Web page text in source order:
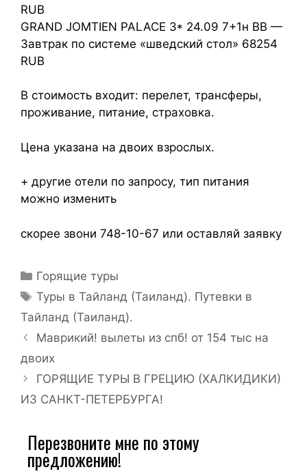
RUB
GRAND JOMTIEN PALACE 3* 24.09 7+1н BB —
Завтрак по системе «шведский стол» 68254
RUB
В стоимость входит: перелет, трансферы,
проживание, питание, страховка.
Цена указана на двоих взрослых.
+ другие отели по запросу, тип питания
можно изменить
скорее звони 748-10-67 или оставляй заявку
Горящие туры
Туры в Тайланд (Таиланд). Путевки в
Тайланд (Таиланд).
Маврикий! вылеты из спб! от 154 тыс на
двоих
ГОРЯЩИЕ ТУРЫ В ГРЕЦИЮ (ХАЛКИДИКИ)
ИЗ САНКТ-ПЕТЕРБУРГА!
Перезвоните мне по этому
предложению!